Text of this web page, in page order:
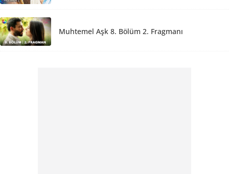
Muhtemel Aşk 8. Bölüm 2. Fragmanı